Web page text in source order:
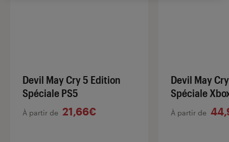
Devil May Cry 5 Edition
Spéciale PS5
À partir de 21,66€
Devil May
Spéciale
À partir de